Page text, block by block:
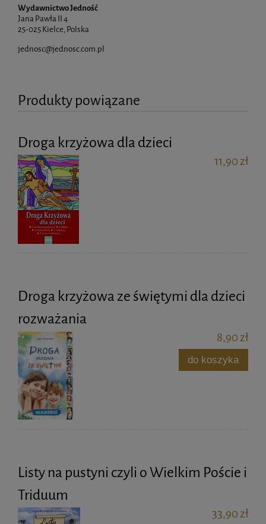
Wydawnictwo Jedność
Jana Pawła II 4
25-025 Kielce, Polska
jednosc@jednosc.com.pl
Produkty powiązane
Droga krzyżowa dla dzieci
11,90 zł
Droga krzyżowa ze świętymi dla dzieci
rozważania
8,90 zł
do koszyka
Listy na pustyni czyli o Wielkim Poście i
Triduum
33,90 zł